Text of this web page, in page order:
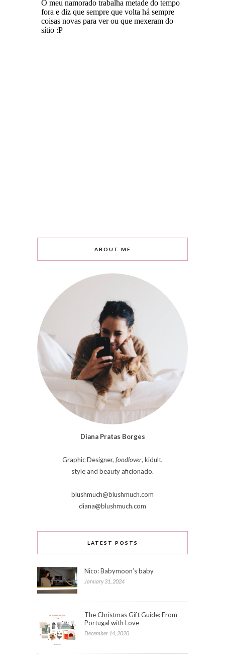
ABOUT ME
Diana Pratas Borges
Graphic Designer, foodlover, kidult,
style and beauty aficionado.
blushmuch@blushmuch.com
diana@blushmuch.com
LATEST POSTS
Nico: Babymoon’s baby
January 31, 2024
The Christmas Gift Guide: From
Portugal with Love
December 14, 2020